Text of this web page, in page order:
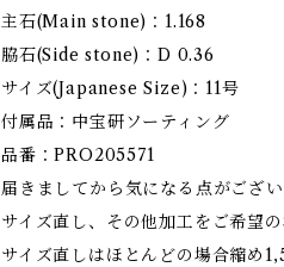
主石(Main stone)：1.168
脇石(Side stone)：D 0.36
サイズ(Japanese Size)：11号
付属品：中宝研ソーティング
品番：PRO205571
届きましてから気になる点がござ
サイズ直し、その他加工をご希望
サイズ直しはほとんどの場合縮め